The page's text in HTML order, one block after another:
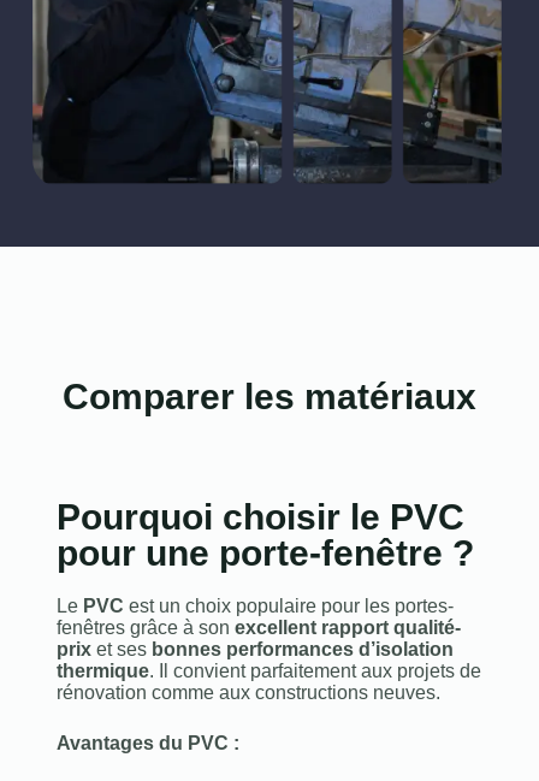
Comparer les matériaux
Pourquoi choisir le PVC
pour une porte-fenêtre ?
Le PVC est un choix populaire pour les portes-
fenêtres grâce à son excellent rapport qualité-
prixet ses bonnes performances d’isolation
thermique. Il convient parfaitement aux projets de
rénovation comme aux constructions neuves.
Avantages du PVC :